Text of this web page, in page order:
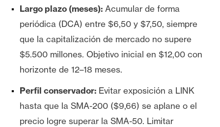
Largo plazo (meses): Acumular de forma
periódica (DCA) entre $6,50 y $7,50, siempre
que la capitalización de mercado no supere
$5.500 millones. Objetivo inicial en $12,00 con
horizonte de 12–18 meses.
Perfil conservador: Evitar exposición a LINK
hasta que la SMA-200 ($9,66) se aplane o el
precio logre superar la SMA-50. Limitar